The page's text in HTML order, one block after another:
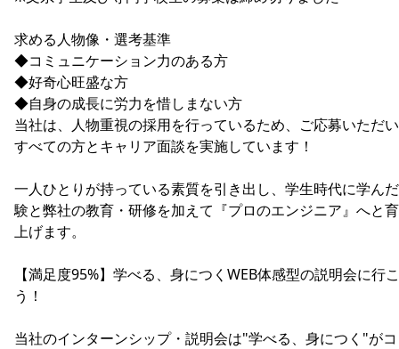
求める人物像・選考基準
◆コミュニケーション力のある方
◆好奇心旺盛な方
◆自身の成長に労力を惜しまない方
当社は、人物重視の採用を行っているため、ご応募いただ
すべての方とキャリア面談を実施しています！
一人ひとりが持っている素質を引き出し、学生時代に学ん
験と弊社の教育・研修を加えて『プロのエンジニア』へと
上げます。
【満足度95%】学べる、身につくWEB体感型の説明会に行こ
う！
当社のインターンシップ・説明会は"学べる、身につく"が